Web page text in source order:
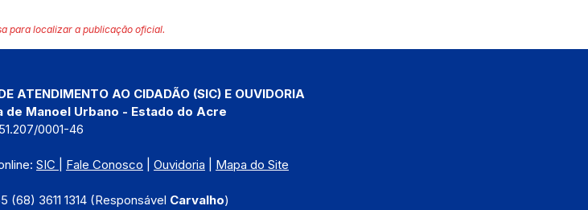
para localizar a publicação oficial.
ATENDIMENTO AO CIDADÃO (SIC) E OUVIDORIA
de Manoel Urbano - Estado do Acre
0001-46
SIC Fale Conosco Ouvidoria Mapa do Site
(68) 3611 1314 (Responsável Carvalho)